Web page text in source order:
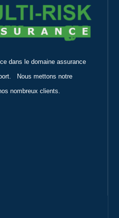
dans le domaine assurance
Nous mettons notre
nombreux clients.